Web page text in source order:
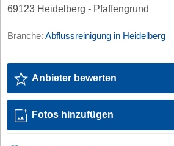
69123 Heidelberg - Pfaffengrund
Branche: Abflussreinigung in Heidelberg
Anbieter bewerten
Fotos hinzufügen